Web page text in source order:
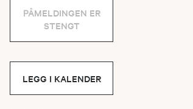
PÅMELDINGEN ER
STENGT
LEGG I KALENDER